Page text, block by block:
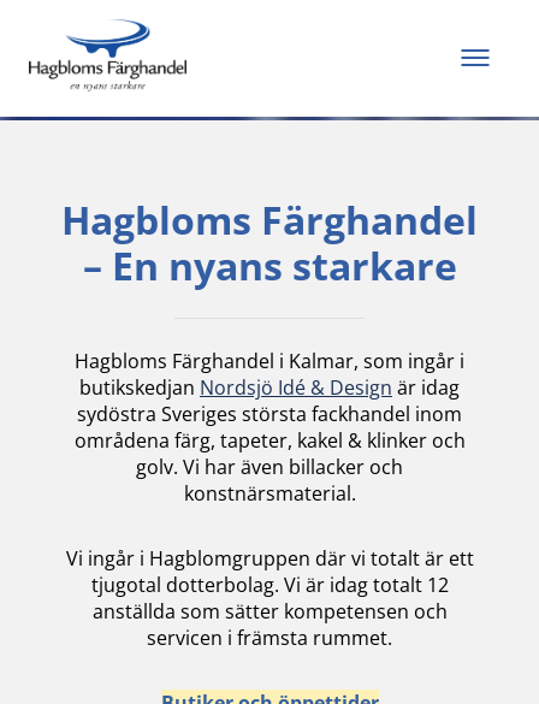
Allt du behöver för
att måla och renovera
Hagbloms Färghandel
– En nyans starkare
Hagbloms Färghandel i Kalmar, som ingår i
butikskedjan Nordsjö Idé & Design är idag
sydöstra Sveriges största fackhandel inom
områdena färg, tapeter, kakel & klinker och
golv. Vi har även billacker och
konstnärsmaterial.
Vi ingår i Hagblomgruppen där vi totalt är ett
tjugotal dotterbolag. Vi är idag totalt 12
anställda som sätter kompetensen och
servicen i främsta rummet.